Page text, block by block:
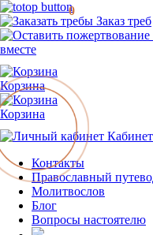
Заказ треб
вместе
Корзина
Корзина
0
Кабинет
Контакты
Православный
Молитвослов
Блог
Вопросы настоятелю